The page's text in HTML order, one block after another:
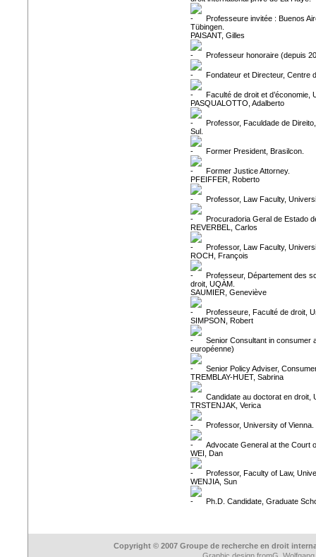
Professeure invitée : Buenos
Tübingen.
PAISANT, Gilles
Professeur honoraire (depuis
Fondateur et Directeur, Centre
Faculté de droit et
PASQUALOTTO, Adalberto
Professor, Faculdade de
Sul.
Former President, Brasilcon.
Former Justice Attorney.
PFEIFFER, Roberto
Professor, Law Faculty,
Procuradoria Geral de Estado
REVERBEL, Carlos
Professor, Law Faculty,
ROCH, François
Professeur, Département des
droit, UQÀM.
SAUMIER, Geneviève
Professeure, Faculté de droit,
SIMPSON, Robert
Senior Consultant in consumer
européenne)
Senior Policy Adviser,
TREMBLAY-HUET, Sabrina
Candidate au doctorat en droit,
TRSTENJAK, Verica
Professor, University of Vienna.
Advocate General at the Court
WEI, Dan
Professor, Faculty of Law,
WENJIA, Sun
Ph.D. Candidate, Graduate
Copyright © 2007 Groupe de recherche en droit